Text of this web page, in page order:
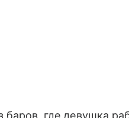
где девушка